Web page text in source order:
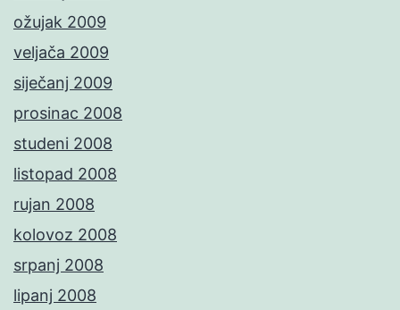
ožujak 2009
veljača 2009
siječanj 2009
prosinac 2008
studeni 2008
listopad 2008
rujan 2008
kolovoz 2008
srpanj 2008
lipanj 2008